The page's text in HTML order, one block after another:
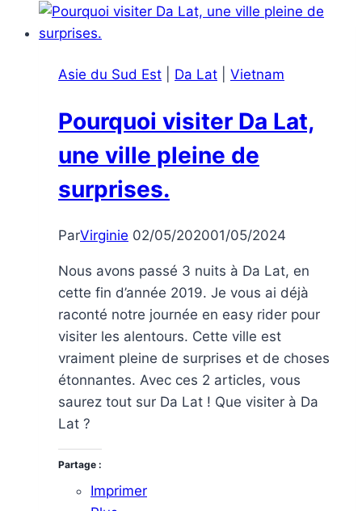
Asie du Sud Est Da Lat Vietnam
Pourquoi visiter Da Lat,
une ville pleine de
surprises.
ParVirginie 02/05/202001/05/2024
Nous avons passé 3 nuits à Da Lat, en
cette fin d’année 2019. Je vous ai déjà
raconté notre journée en easy rider pour
visiter les alentours. Cette ville est
vraiment pleine de surprises et de choses
étonnantes. Avec ces 2 articles, vous
saurez tout sur Da Lat ! Que visiter à Da
Lat ?
Partage :
Imprimer